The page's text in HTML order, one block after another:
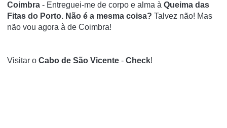
Coimbra - Entreguei-me de corpo e alma à Queima das
Fitas do Porto. Não é a mesma coisa? Talvez não! Mas
não vou agora à de Coimbra!
Visitar o Cabo de São Vicente - Check!